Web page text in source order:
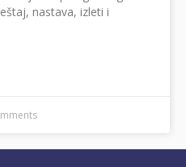
nastava, izleti i